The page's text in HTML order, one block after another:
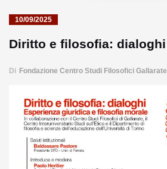
10/09/2025
Diritto e filosofia: dialoghi
Di Fondazione Centro Studi Filosofici Gallarate